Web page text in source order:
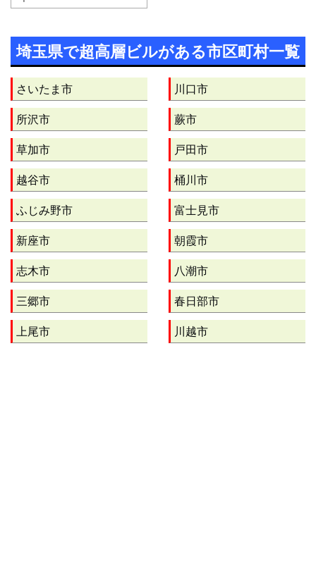
埼玉県で超高層ビルがある市区町村一覧
さいたま市 川口市
所沢市 蕨市
草加市 戸田市
越谷市 桶川市
ふじみ野市 富士見市
新座市 朝霞市
志木市 八潮市
三郷市 春日部市
上尾市 川越市